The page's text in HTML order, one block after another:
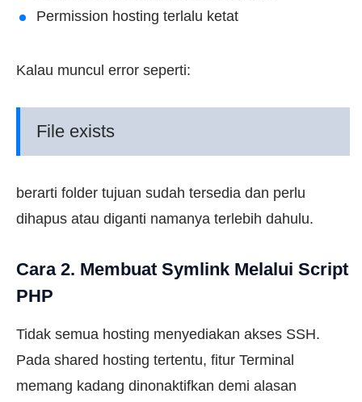
Permission hosting terlalu ketat
Kalau muncul error seperti:
File exists
berarti folder tujuan sudah tersedia dan perlu
dihapus atau diganti namanya terlebih dahulu.
Cara 2. Membuat Symlink Melalui Script
PHP
Tidak semua hosting menyediakan akses SSH.
Pada shared hosting tertentu, fitur Terminal
memang kadang dinonaktifkan demi alasan